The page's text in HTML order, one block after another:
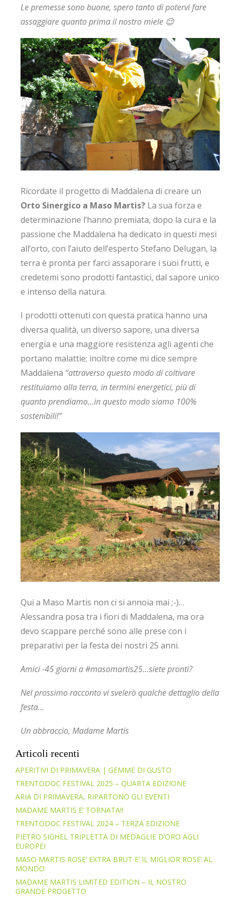
Le premesse sono buone, spero tanto di potervi fare
assaggiare quanto prima il nostro miele 😉
Ricordate il progetto di Maddalena di creare un
Orto Sinergico a Maso Martis? La sua forza e
determinazione l’hanno premiata, dopo la cura e la
passione che Maddalena ha dedicato in questi mesi
all’orto, con l’aiuto dell’esperto Stefano Delugan, la
terra è pronta per farci assaporare i suoi frutti, e
credetemi sono prodotti fantastici, dal sapore unico
e intenso della natura.
I prodotti ottenuti con questa pratica hanno una
diversa qualità, un diverso sapore, una diversa
energia e una maggiore resistenza agli agenti che
portano malattie; inoltre come mi dice sempre
Maddalena “attraverso questo modo di coltivare
restituiamo alla terra, in termini energetici, più di
quanto prendiamo…in questo modo siamo 100%
sostenibili!”
Qui a Maso Martis non ci si annoia mai ;-)…
Alessandra posa tra i fiori di Maddalena, ma ora
devo scappare perché sono alle prese con i
preparativi per la festa dei nostri 25 anni.
Amici -45 giorni a #masomartis25…siete pronti?
Nel prossimo racconto vi svelerò qualche dettaglio della
festa…
Un abbraccio, Madame Martis
Articoli recenti
APERITIVI DI PRIMAVERA | GEMME DI GUSTO
TRENTODOC FESTIVAL 2025 – QUARTA EDIZIONE
ARIA DI PRIMAVERA, RIPARTONO GLI EVENTI
MADAME MARTIS E’ TORNATA!!
TRENTODOC FESTIVAL 2024 – TERZA EDIZIONE
PIETRO SIGHEL TRIPLETTA DI MEDAGLIE D’ORO AGLI
EUROPEI
MASO MARTIS ROSE’ EXTRA BRUT E’ IL MIGLIOR ROSE’ AL
MONDO
MADAME MARTIS LIMITED EDITION – IL NOSTRO
GRANDE PROGETTO